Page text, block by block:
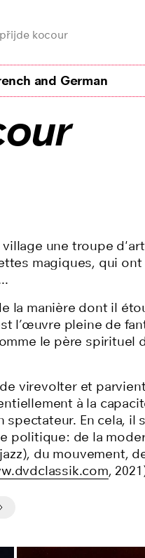
kocour
and German
une troupe
magiques, qui
la manière dont il
l’œuvre pleine de
le père spirituel
virevolter et
à la
En cela, il
politique: de la
du mouvement,
,